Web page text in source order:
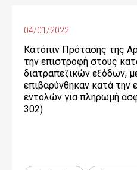
04/01/2022
Κατόπιν Πρότασης της
την επιστροφή στους
διατραπεζικών εξόδων,
επιβαρύνθηκαν κατά την
εντολών για πληρωμή
302)